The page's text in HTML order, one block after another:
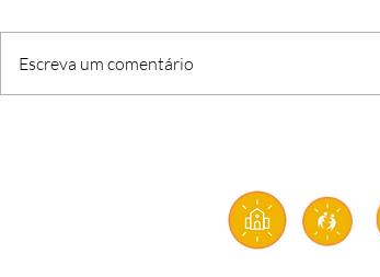
Escreva um comentário